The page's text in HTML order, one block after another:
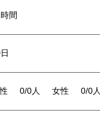
間
0/0人 女性 0/0人